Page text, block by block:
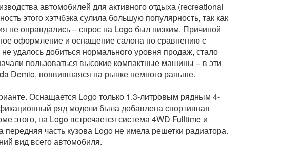
автомобилей для активного отдыха (recreational
этого хэтчбэка сулила большую популярность, так как
не оправдались – спрос на Logo был низким. Причиной
оформление и оснащение салона по сравнению с
удалось добиться нормального уровня продаж, стало
пользоваться высокие компактные машины – в эти
Demio, появившаяся на рынке немного раньше.
Оснащается Logo только 1.3-литровым рядным 4-
ряд модели была добавлена спортивная
этого, на Logo встречается система 4WD Fulltime и
часть кузова Logo не имела решетки радиатора.
вид всего автомобиля.